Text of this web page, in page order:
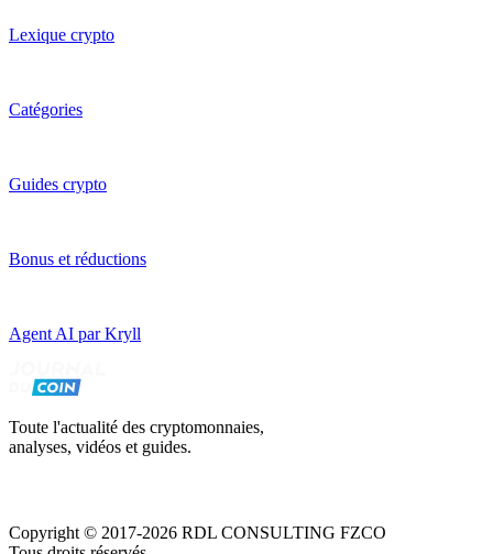
Lexique crypto
Catégories
Guides crypto
Bonus et réductions
Agent AI par Kryll
Toute l'actualité des cryptomonnaies,
analyses, vidéos et guides.
Copyright © 2017-2026 RDL CONSULTING FZCO